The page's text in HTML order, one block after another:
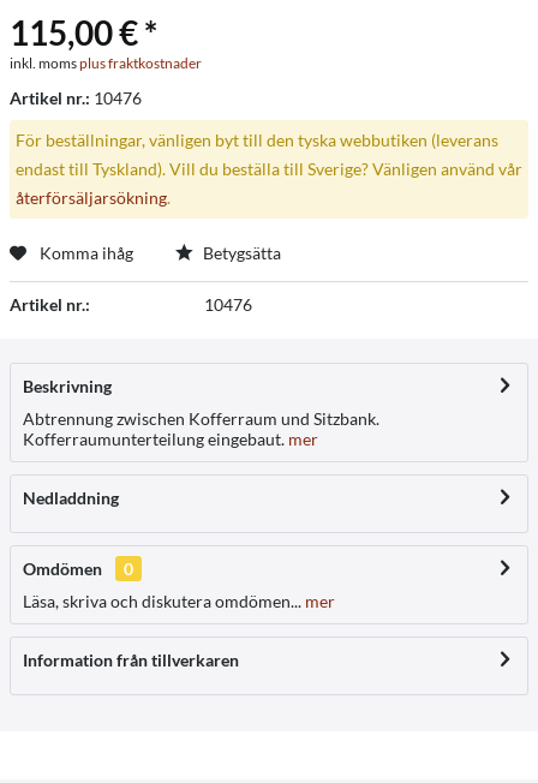
115,00 € *
inkl. momsplus fraktkostnader
Artikel nr.: 10476
För beställningar, vänligen byt till den tyska webbutiken (leverans
endast till Tyskland). Vill du beställa till Sverige? Vänligen använd vår
återförsäljarsökning.
Komma ihåg Betygsätta
Artikel nr.: 10476
Beskrivning
Abtrennung zwischen Kofferraum und Sitzbank.
Kofferraumunterteilung eingebaut. mer
Nedladdning
Omdömen
0
Läsa, skriva och diskutera omdömen... mer
Information från tillverkaren